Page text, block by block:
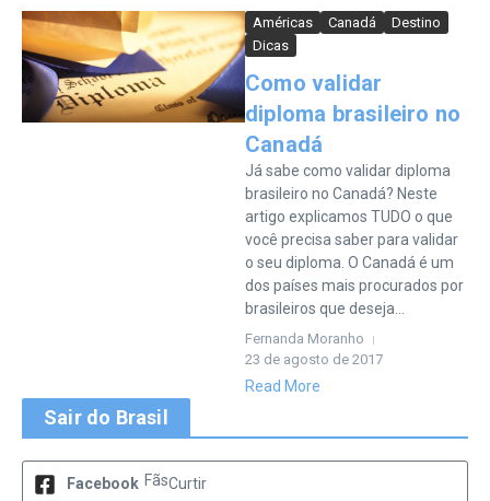
Américas Canadá
Destino
Dicas
Como validar
diploma brasileiro no
Canadá
Já sabe como validar diploma
brasileiro no Canadá? Neste
artigo explicamos TUDO o que
você precisa saber para validar
o seu diploma. O Canadá é um
dos países mais procurados por
brasileiros que deseja...
Fernanda Moranho
23 de agosto de 2017
Read More
Sair do Brasil
Facebook FãsCurtir